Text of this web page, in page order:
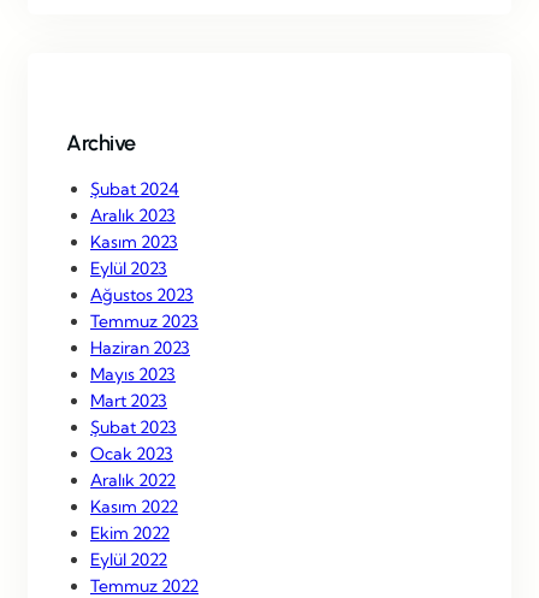
Archive
Şubat 2024
Aralık 2023
Kasım 2023
Eylül 2023
Ağustos 2023
Temmuz 2023
Haziran 2023
Mayıs 2023
Mart 2023
Şubat 2023
Ocak 2023
Aralık 2022
Kasım 2022
Ekim 2022
Eylül 2022
Temmuz 2022